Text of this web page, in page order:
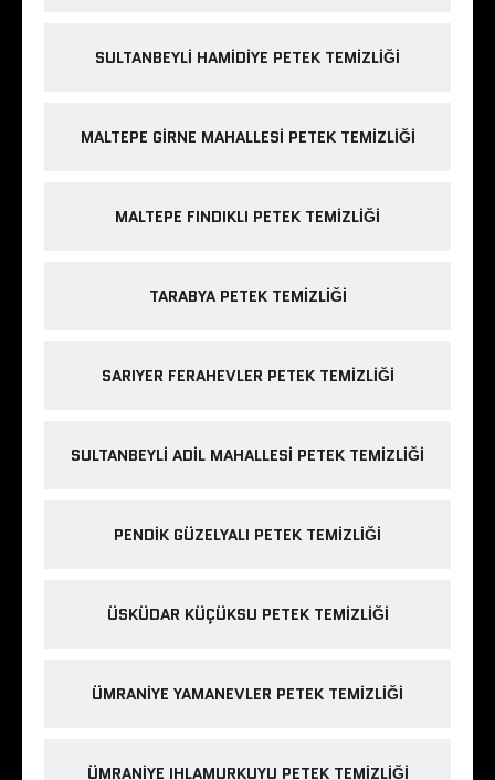
SULTANBEYLI HAMIDIYE PETEK TEMIZLIĞI
MALTEPE GIRNE MAHALLESI PETEK TEMIZLIĞI
MALTEPE FINDIKLI PETEK TEMIZLIĞI
TARABYA PETEK TEMIZLIĞI
SARIYER FERAHEVLER PETEK TEMIZLIĞI
SULTANBEYLI ADIL MAHALLESI PETEK TEMIZLIĞI
PENDIK GÜZELYALI PETEK TEMIZLIĞI
ÜSKÜDAR KÜÇÜKSU PETEK TEMIZLIĞI
ÜMRANIYE YAMANEVLER PETEK TEMIZLIĞI
ÜMRANIYE IHLAMURKUYU PETEK TEMIZLIĞI